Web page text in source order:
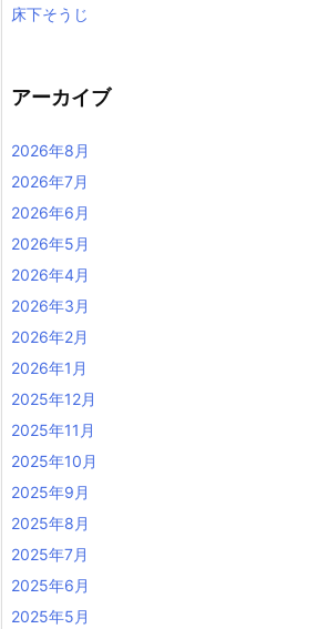
床下そうじ
アーカイブ
2026年8月
2026年7月
2026年6月
2026年5月
2026年4月
2026年3月
2026年2月
2026年1月
2025年12月
2025年11月
2025年10月
2025年9月
2025年8月
2025年7月
2025年6月
2025年5月